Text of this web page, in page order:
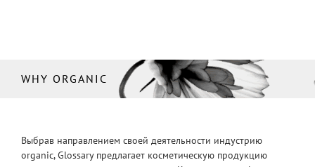
WHY ORGANIC
Выбрав направлением своей деятельности индустрию
organic, Glossary предлагает косметическую продукцию